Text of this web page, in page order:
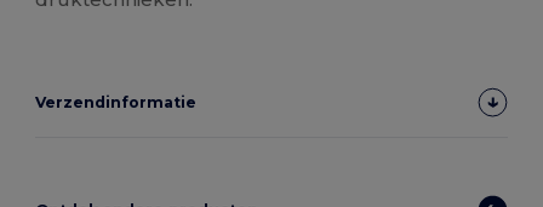
Verzendinformatie